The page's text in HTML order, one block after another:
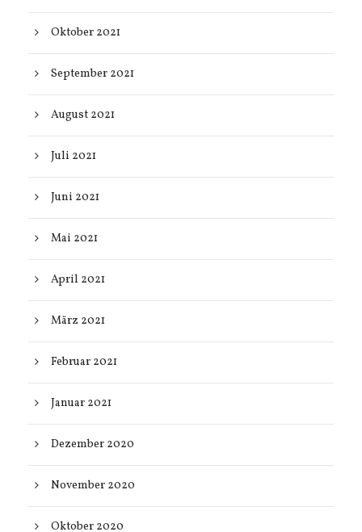
Oktober 2021
September 2021
August 2021
Juli 2021
Juni 2021
Mai 2021
April 2021
März 2021
Februar 2021
Januar 2021
Dezember 2020
November 2020
Oktober 2020